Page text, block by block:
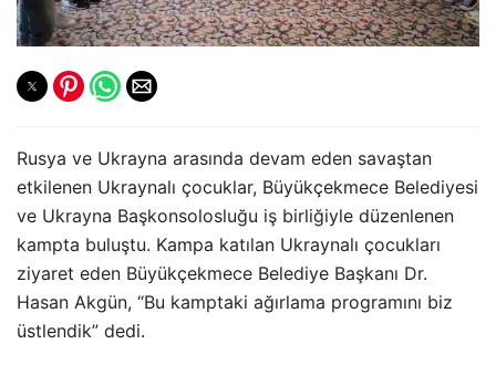
Rusya ve Ukrayna arasında devam eden savaştan
etkilenen Ukraynalı çocuklar, Büyükçekmece Belediyesi
ve Ukrayna Başkonsolosluğu iş birliğiyle düzenlenen
kampta buluştu. Kampa katılan Ukraynalı çocukları
ziyaret eden Büyükçekmece Belediye Başkanı Dr.
Hasan Akgün, “Bu kamptaki ağırlama programını biz
üstlendik” dedi.